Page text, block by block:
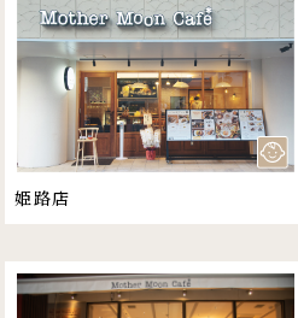
姫路店